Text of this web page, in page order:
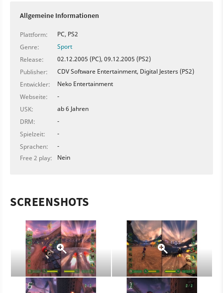
Allgemeine Informationen
Plattform:
PC, PS2
Genre:
Sport
Release:
02.12.2005 (PC), 09.12.2005 (PS2)
Publisher:
CDV Software Entertainment, Digital Jesters (PS2)
Entwickler:
Neko Entertainment
Webseite:
-
USK:
ab 6 Jahren
DRM:
-
Spielzeit:
-
Sprachen:
-
Free 2 play:
Nein
SCREENSHOTS